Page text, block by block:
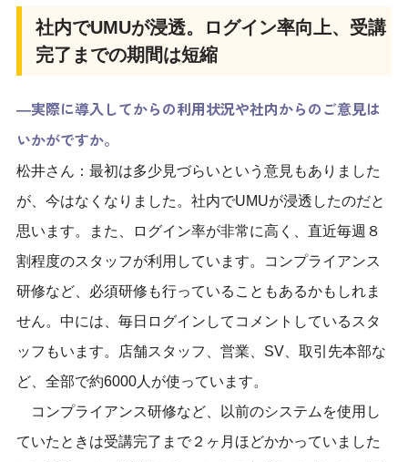
社内でUMUが浸透。ログイン率向上、受講
完了までの期間は短縮
―実際に導入してからの利用状況や社内からのご意見は
いかがですか。
松井さん：最初は多少見づらいという意見もありました
が、今はなくなりました。社内でUMUが浸透したのだと
思います。また、ログイン率が非常に高く、直近毎週８
割程度のスタッフが利用しています。コンプライアンス
研修など、必須研修も行っていることもあるかもしれま
せん。中には、毎日ログインしてコメントしているスタ
ッフもいます。店舗スタッフ、営業、SV、取引先本部な
ど、全部で約6000人が使っています。
コンプライアンス研修など、以前のシステムを使用し
ていたときは受講完了まで２ヶ月ほどかかっていました